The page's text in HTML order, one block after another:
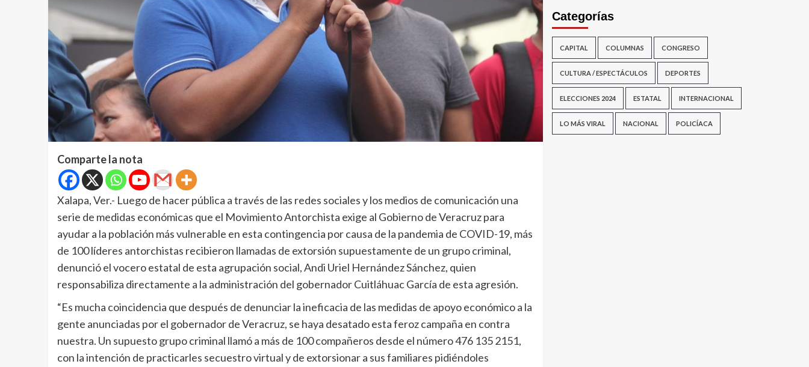
Comparte la nota
Xalapa, Ver.- Luego de hacer pública a través de las redes sociales y los medios de comunicación una
serie de medidas económicas que el Movimiento Antorchista exige al Gobierno de Veracruz para
ayudar a la población más vulnerable en esta contingencia por causa de la pandemia de COVID-19, más
de 100 líderes antorchistas recibieron llamadas de extorsión supuestamente de un grupo criminal,
denunció el vocero estatal de esta agrupación social, Andi Uriel Hernández Sánchez, quien
responsabiliza directamente a la administración del gobernador Cuitláhuac García de esta agresión.
“Es mucha coincidencia que después de denunciar la ineficacia de las medidas de apoyo económico a la
gente anunciadas por el gobernador de Veracruz, se haya desatado esta feroz campaña en contra
nuestra. Un supuesto grupo criminal llamó a más de 100 compañeros desde el número 476 135 2151,
con la intención de practicarles secuestro virtual y de extorsionar a sus familiares pidiéndoles
Categorías
CAPITAL COLUMNAS CONGRESO
CULTURA / ESPECTÁCULOS DEPORTES
ELECCIONES 2024 ESTATAL INTERNACIONAL
LO MÁS VIRAL NACIONAL POLICÍACA